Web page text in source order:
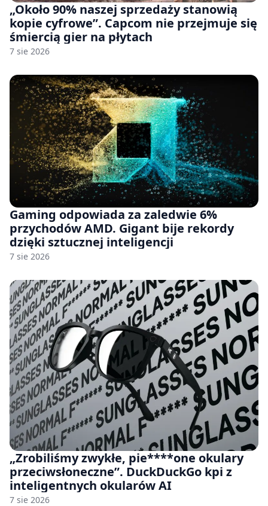
„Około 90% naszej sprzedaży stanowią
kopie cyfrowe”. Capcom nie przejmuje się
śmiercią gier na płytach
7 sie 2026
Gaming odpowiada za zaledwie 6%
przychodów AMD. Gigant bije rekordy
dzięki sztucznej inteligencji
7 sie 2026
„Zrobiliśmy zwykłe, pie****one okulary
przeciwsłoneczne”. DuckDuckGo kpi z
inteligentnych okularów AI
7 sie 2026